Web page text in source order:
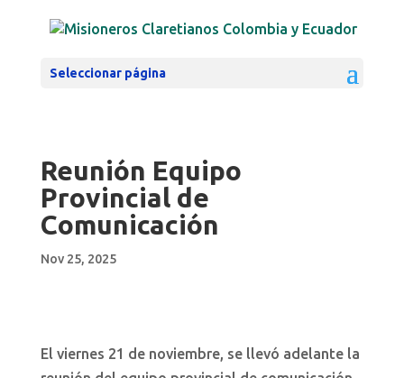
Seleccionar página
Reunión Equipo
Provincial de
Comunicación
Nov 25, 2025
El viernes 21 de noviembre, se llevó adelante la